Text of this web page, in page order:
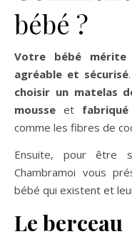
bébé ?
Votre bébé
agréable et sécurisé
choisir un matelas
mousse et
comme les fibres de
Ensuite, pour être
Chambramoi vous
bébé qui existent et
Le berceau